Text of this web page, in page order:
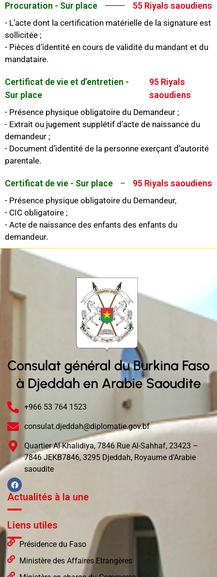
Procuration - Sur place 55 Riyals saoudiens
- L’acte dont la certification matérielle de la signature est
sollicitée ;
- Pièces d’identité en cours de validité du mandant et du
mandataire.
Certificat de vie et d’entretien -
Sur place
95 Riyals
saoudiens
- Présence physique obligatoire du Demandeur ;
- Extrait ou jugement supplétif d’acte de naissance du
demandeur ;
- Document d’identité de la personne exerçant d’autorité
parentale.
Certificat de vie - Sur place 95 Riyals saoudiens
- Présence physique obligatoire du Demandeur,
- CIC obligatoire ;
- Acte de naissance des enfants des enfants du
demandeur.
+966 53 764 1523
consulat.djeddah@diplomatie.gov.bf
Quartier Al-Khalidiya, 7846 Rue Al-Sahhaf, 23423 –
7846 JEKB7846, 3295 Djeddah, Royaume d’Arabie
saoudite
Actualités à la une
Liens utiles
Présidence du Faso
Ministère des Affaires Etrangères